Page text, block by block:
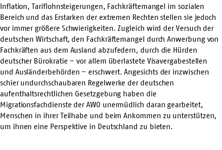
Inflation, Tariflohnsteigerungen, Fachkräftemangel im sozialen
Bereich und das Erstarken der extremen Rechten stellen sie jedoch
vor immer größere Schwierigkeiten. Zugleich wird der Versuch der
deutschen Wirtschaft, den Fachkräftemangel durch Anwerbung von
Fachkräften aus dem Ausland abzufedern, durch die Hürden
deutscher Bürokratie – vor allem überlastete Visavergabestellen
und Ausländerbehörden – erschwert. Angesichts der inzwischen
schier undurchschaubaren Regelwerke der deutschen
aufenthaltsrechtlichen Gesetzgebung haben die
Migrationsfachdienste der AWO unermüdlich daran gearbeitet,
Menschen in ihrer Teilhabe und beim Ankommen zu unterstützen,
um ihnen eine Perspektive in Deutschland zu bieten.